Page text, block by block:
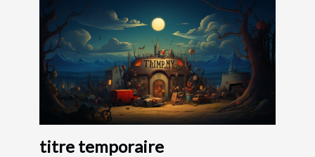
titre temporaire